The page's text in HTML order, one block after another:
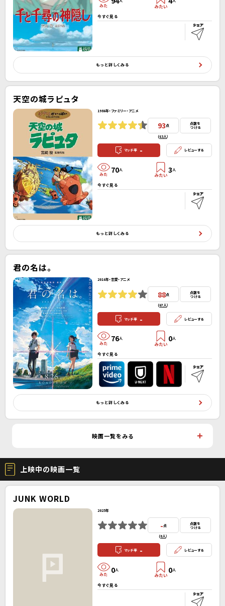
今すぐ見る
もっと詳しくみる
天空の城ラピュタ
1986年・ファミリー・アニメ
93点
(63人）
点数を
つける
マッチ率 - レビューする
70人 3人
今すぐ見る
もっと詳しくみる
君の名は。
2016年・恋愛・アニメ
88点
(67人）
点数を
つける
マッチ率 - レビューする
76人 0人
今すぐ見る
もっと詳しくみる
映画一覧をみる
上映中の映画一覧
JUNK WORLD
2025年
- 点
(0人）
点数を
つける
マッチ率 - レビューする
0人 0人
今すぐ見る